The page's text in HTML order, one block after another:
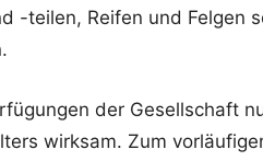
-teilen, Reifen und Felgen
der Gesellschaft
wirksam. Zum